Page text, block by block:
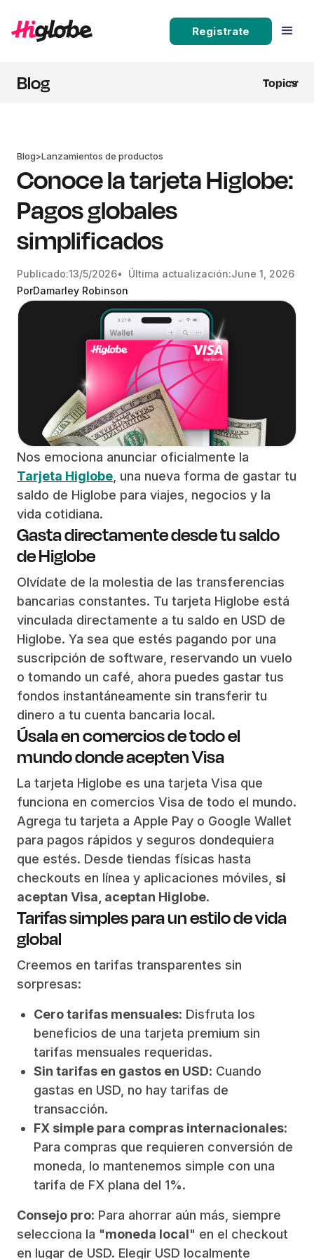
Registrate
Blog Topics
Blog>Lanzamientos de productos
Conoce la tarjeta Higlobe:
Pagos globales
simplificados
Publicado:13/5/2026• Última actualización:June 1, 2026
PorDamarley Robinson
Nos emociona anunciar oficialmente la
Tarjeta Higlobe, una nueva forma de gastar tu
saldo de Higlobe para viajes, negocios y la
vida cotidiana.
Gasta directamente desde tu saldo
de Higlobe
Olvídate de la molestia de las transferencias
bancarias constantes. Tu tarjeta Higlobe está
vinculada directamente a tu saldo en USD de
Higlobe. Ya sea que estés pagando por una
suscripción de software, reservando un vuelo
o tomando un café, ahora puedes gastar tus
fondos instantáneamente sin transferir tu
dinero a tu cuenta bancaria local.
Úsala en comercios de todo el
mundo donde acepten Visa
La tarjeta Higlobe es una tarjeta Visa que
funciona en comercios Visa de todo el mundo.
Agrega tu tarjeta a Apple Pay o Google Wallet
para pagos rápidos y seguros dondequiera
que estés. Desde tiendas físicas hasta
checkouts en línea y aplicaciones móviles, si
aceptan Visa, aceptan Higlobe.
Tarifas simples para un estilo de vida
global
Creemos en tarifas transparentes sin
sorpresas:
Cero tarifas mensuales: Disfruta los
beneficios de una tarjeta premium sin
tarifas mensuales requeridas.
Sin tarifas en gastos en USD: Cuando
gastas en USD, no hay tarifas de
transacción.
FX simple para compras internacionales:
Para compras que requieren conversión de
moneda, lo mantenemos simple con una
tarifa de FX plana del 1%.
Consejo pro: Para ahorrar aún más, siempre
selecciona la "moneda local" en el checkout
en lugar de USD. Elegir USD localmente